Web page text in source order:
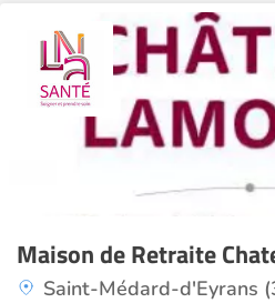
Maison de Retraite
Saint-Médard-d'Eyrans